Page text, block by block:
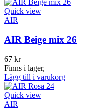
Quick view
AIR
AIR Beige mix 26
67 kr
Finns i lager,
Lägg till i varukorg
Quick view
AIR